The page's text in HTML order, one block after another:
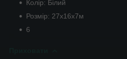
Колір: Білий
Розмір: 27х16х7м
6